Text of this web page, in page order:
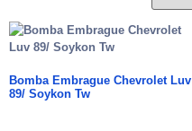
Bomba Embrague Chevrolet Luv
89/ Soykon Tw